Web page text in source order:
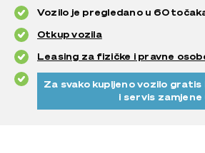
Vozilo je pregledano u 60
Otkup vozila
Leasing za fizičke i pravne
Za svako kupljeno vozilo gratis
i servis zamjene